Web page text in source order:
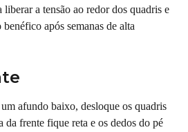
a tensão ao redor dos quadris e
após semanas de alta
afundo baixo, desloque os quadris
da frente fique reta e os dedos do pé